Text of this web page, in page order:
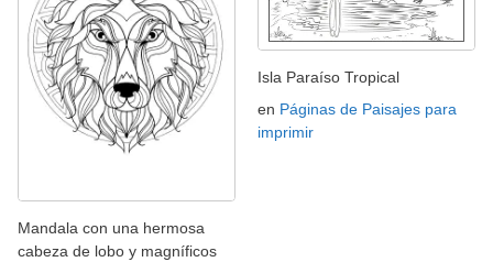
Mandala con una hermosa
cabeza de lobo y magníficos
Isla Paraíso Tropical
en Páginas de Paisajes para
imprimir